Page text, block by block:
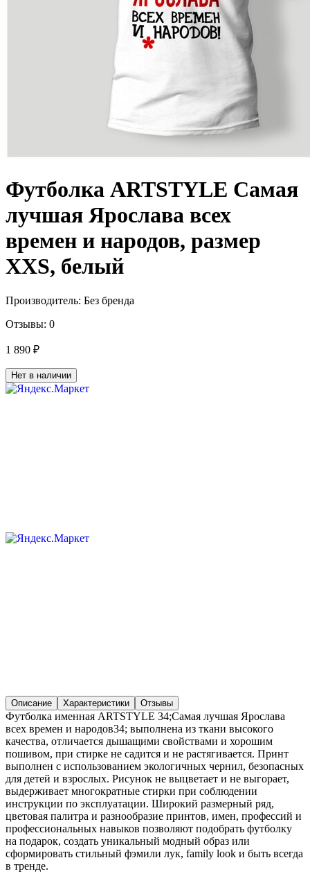
Футболка ARTSTYLE Самая
лучшая Ярослава всех
времен и народов, размер
XXS, белый
Производитель: Без бренда
Отзывы: 0
1 890 ₽
Нет в наличии
Описание Характеристики Отзывы
Футболка именная ARTSTYLE 34;Самая лучшая Ярослава
всех времен и народов34; выполнена из ткани высокого
качества, отличается дышащими свойствами и хорошим
пошивом, при стирке не садится и не растягивается. Принт
выполнен с использованием экологичных чернил, безопасных
для детей и взрослых. Рисунок не выцветает и не выгорает,
выдерживает многократные стирки при соблюдении
инструкции по эксплуатации. Широкий размерный ряд,
цветовая палитра и разнообразие принтов, имен, профессий и
профессиональных навыков позволяют подобрать футболку
на подарок, создать уникальный модный образ или
сформировать стильный фэмили лук, family look и быть всегда
в тренде.